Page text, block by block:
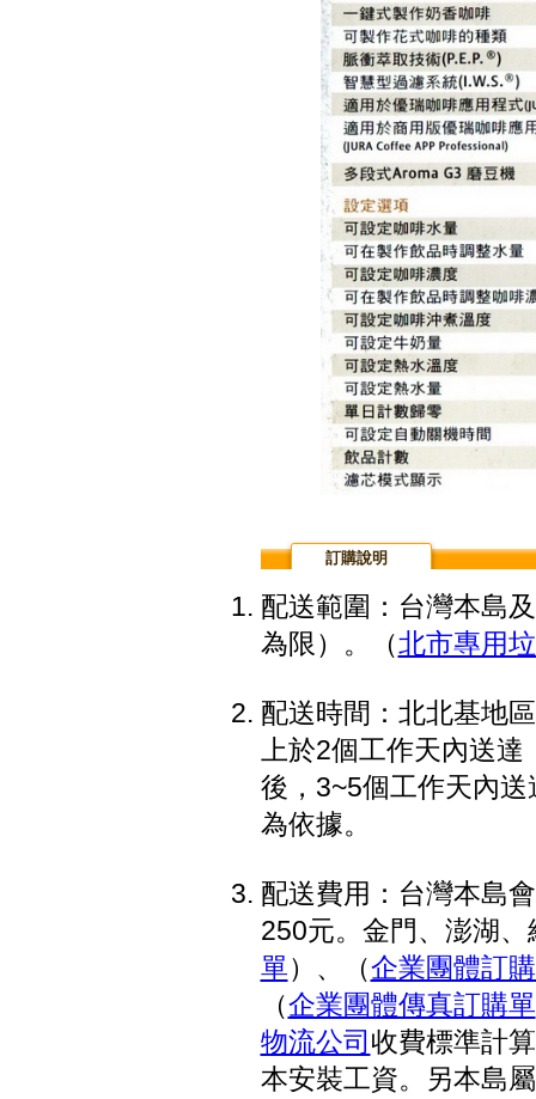
訂購說明
配送範圍：台灣本島
為限）。（北市專用
配送時間：北北基地
上於2個工作天內送
後，3~5個工作天內
為依據。
配送費用：台灣本島
250元。金門、澎湖
單）、（企業團體訂
（企業團體傳真訂購單
物流公司收費標準計
本安裝工資。另本島